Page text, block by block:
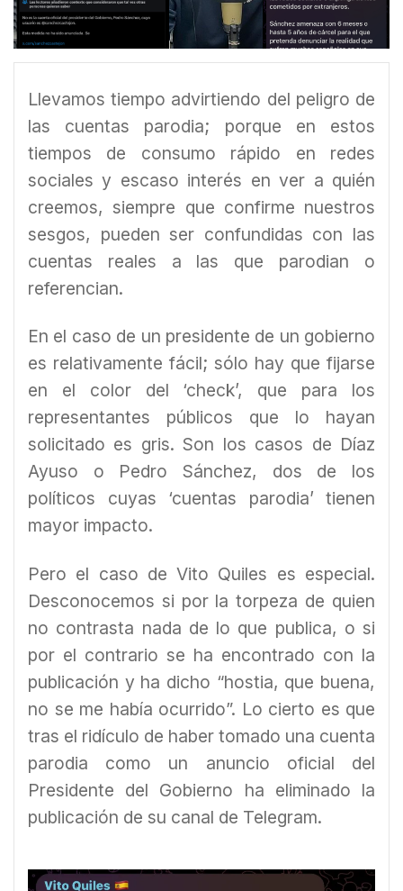
Llevamos tiempo advirtiendo del peligro de
las cuentas parodia; porque en estos
tiempos de consumo rápido en redes
sociales y escaso interés en ver a quién
creemos, siempre que confirme nuestros
sesgos, pueden ser confundidas con las
cuentas reales a las que parodian o
referencian.
En el caso de un presidente de un gobierno
es relativamente fácil; sólo hay que fijarse
en el color del ‘check’, que para los
representantes públicos que lo hayan
solicitado es gris. Son los casos de Díaz
Ayuso o Pedro Sánchez, dos de los
políticos cuyas ‘cuentas parodia’ tienen
mayor impacto.
Pero el caso de Vito Quiles es especial.
Desconocemos si por la torpeza de quien
no contrasta nada de lo que publica, o si
por el contrario se ha encontrado con la
publicación y ha dicho “hostia, que buena,
no se me había ocurrido”. Lo cierto es que
tras el ridículo de haber tomado una cuenta
parodia como un anuncio oficial del
Presidente del Gobierno ha eliminado la
publicación de su canal de Telegram.